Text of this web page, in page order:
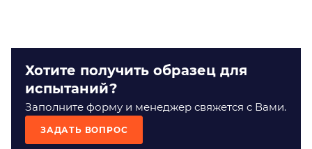
Хотите получить образец для
испытаний?
Заполните форму и менеджер свяжется с Вами.
ЗАДАТЬ ВОПРОС